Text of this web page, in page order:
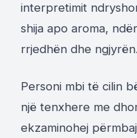
interpretimit
shija apo aroma,
rrjedhën dhe ngjyrën.
Personi mbi të cilin
një tenxhere me
ekzaminohej